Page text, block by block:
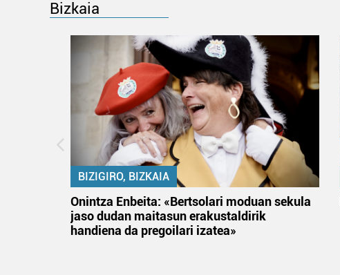
Bizkaia
BIZIGIRO, BIZKAIA
Onintza Enbeita: «Bertsolari moduan sekula
jaso dudan maitasun erakustaldirik
handiena da pregoilari izatea»